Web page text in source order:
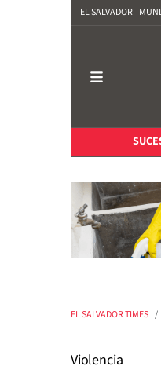
EL SALVADOR
EL SALVADOR TIMES
Violencia